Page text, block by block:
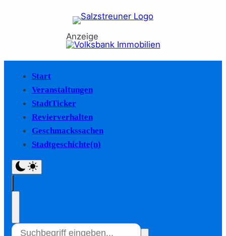
Anzeige
Start
Veranstaltungen
StadtTicker
Revierverhalten
Geschmackssachen
Stadtgeschichte(n)